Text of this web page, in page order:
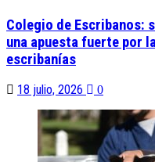
Colegio de Escribanos:
una apuesta fuerte por
escribanías
18 julio, 2026 0